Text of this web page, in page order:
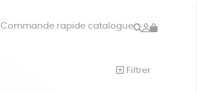
Commande rapide catalogue Rechercher
Mon
Filtrer